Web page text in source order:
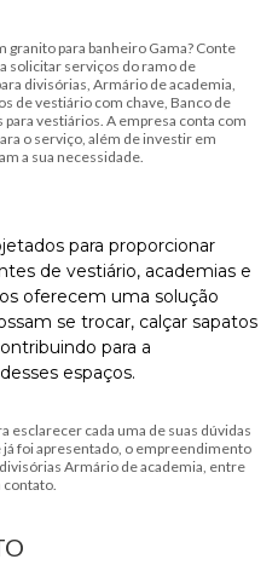
para banheiro Gama? Conte
solicitar serviços do ramo de
divisórias, Armário de academia,
de vestiário com chave, Banco de
vestiários. A empresa conta com
o serviço, além de investir em
a sua necessidade.
para proporcionar
de vestiário, academias e
oferecem uma solução
se trocar, calçar sapatos
para a
espaços.
esclarecer cada uma de suas dúvidas
foi apresentado, o empreendimento
Armário de academia, entre